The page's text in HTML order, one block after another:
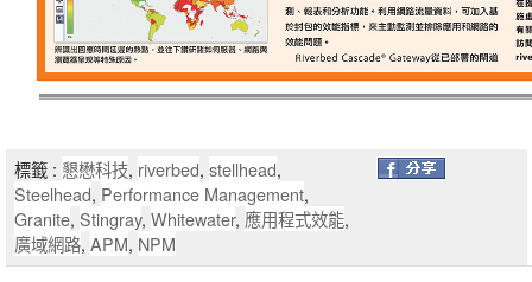
標籤 : 懇懋科技, riverbed, stellhead,
Steelhead, Performance Management,
Granite, Stingray, Whitewater, 應用程式效能,
廣域網路, APM, NPM